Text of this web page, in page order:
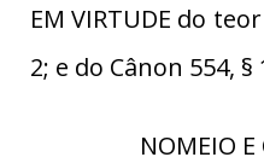
EM VIRTUDE do
2; e do Cânon 554, §
NOMEIO